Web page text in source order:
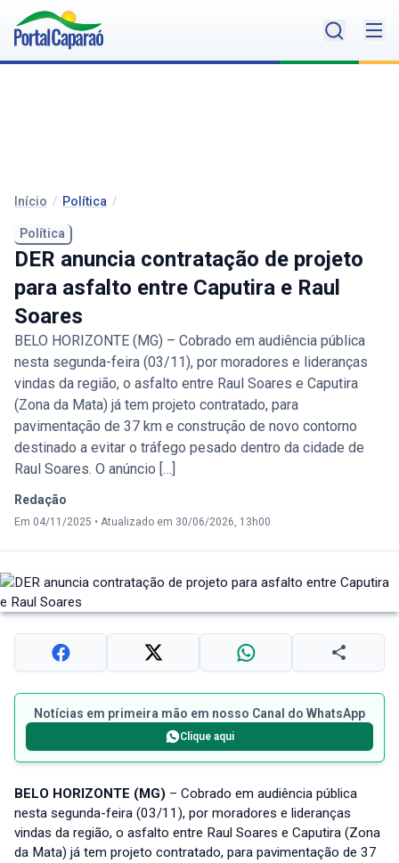
Início / Política /
Política
DER anuncia contratação de projeto
para asfalto entre Caputira e Raul
Soares
BELO HORIZONTE (MG) – Cobrado em audiência pública
nesta segunda-feira (03/11), por moradores e lideranças
vindas da região, o asfalto entre Raul Soares e Caputira
(Zona da Mata) já tem projeto contratado, para
pavimentação de 37 km e construção de novo contorno
destinado a evitar o tráfego pesado dentro da cidade de
Raul Soares. O anúncio […]
Redação
Em 04/11/2025 • Atualizado em 30/06/2026, 13h00
Notícias em primeira mão em nosso Canal do WhatsApp
Clique aqui
BELO HORIZONTE (MG) – Cobrado em audiência pública
nesta segunda-feira (03/11), por moradores e lideranças
vindas da região, o asfalto entre Raul Soares e Caputira (Zona
da Mata) já tem projeto contratado, para pavimentação de 37